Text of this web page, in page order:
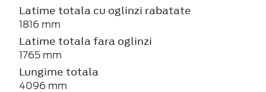
Latime totala cu oglinzi rabatate
1816 mm
Latime totala fara oglinzi
1765 mm
Lungime totala
4096 mm